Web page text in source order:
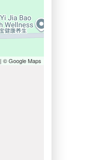
| © Google Maps